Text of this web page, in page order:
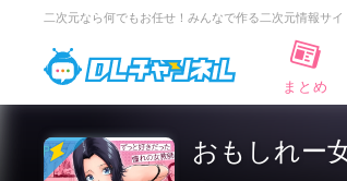
二次元なら何でもお任せ！みんなで作る二次元情報サイ
DLチャンネル
まとめ
おもしれー